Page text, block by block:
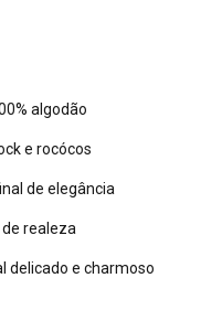
algodão
e rocócos
de elegância
realeza
delicado e charmoso